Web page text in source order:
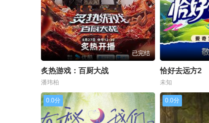
已完结
炙热游戏：百厨大战
潘玮柏
恰好去远方2
未知
0.0分 0.0分